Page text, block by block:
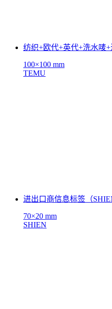
纺织+欧代+英代+洗水唛+
100×100 mm
TEMU
进出口商信息标签（
70×20 mm
SHIEN